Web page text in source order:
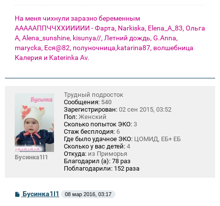
На меня чихнули заразно беременным
АААААППЧЧХХИИИИИ - Фарта, Narkiska, Elena_A_83, Ольга
А, Alena_sunshine, kisunya//, Летний дождь, G.Anna,
marycka, Еся@82, полуночница,katarina87, волшебница
Калерия и Katerinka Av.
Бусинка1I1
Трудный подросток
Сообщения: 540
Зарегистрирован: 02 сен 2015, 03:52
Пол: Женский
Сколько попыток ЭКО: 3
Стаж бесплодия: 6
Где было удачное ЭКО: ЦОМИД, ЕБ+ ЕБ
Сколько у вас детей: 4
Откуда: из Приморья
Благодарил (а): 78 раз
Поблагодарили: 152 раза
СБусинка1I1 08 мар 2016, 03:17